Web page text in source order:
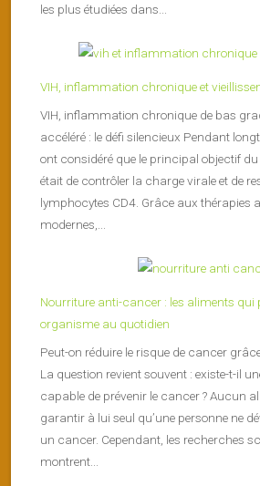
les plus étudiées dans...
VIH, inflammation chronique et
VIH, inflammation chronique de bas
accéléré : le défi silencieux Pendant
ont considéré que le principal objectif
était de contrôler la charge virale et de
lymphocytes CD4. Grâce aux thérapies
modernes,...
Nourriture anti-cancer : les aliments qui
organisme au quotidien
Peut-on réduire le risque de cancer
La question revient souvent : existe-t-il
capable de prévenir le cancer ? Aucun
garantir à lui seul qu’une personne ne
un cancer. Cependant, les recherches
montrent...